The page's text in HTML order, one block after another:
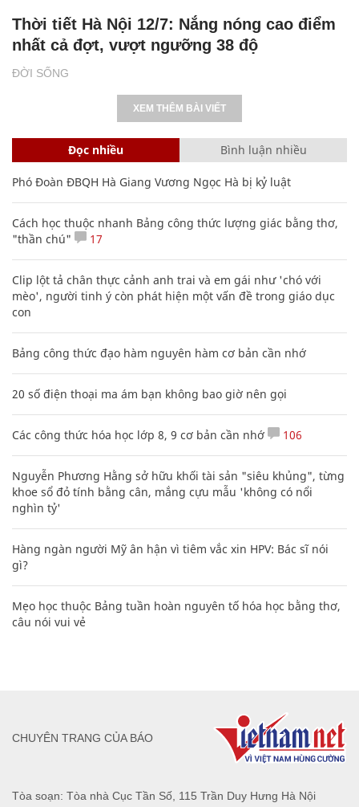
ĐỜI SỐNG
Thời tiết Hà Nội 12/7: Nắng nóng cao điểm
nhất cả đợt, vượt ngưỡng 38 độ
XEM THÊM BÀI VIẾT
Đọc nhiều Bình luận nhiều
Phó Đoàn ĐBQH Hà Giang Vương Ngọc Hà bị kỷ luật
Cách học thuộc nhanh Bảng công thức lượng giác bằng thơ,
"thần chú"
17
Clip lột tả chân thực cảnh anh trai và em gái như 'chó với
mèo', người tinh ý còn phát hiện một vấn đề trong giáo dục
con
Bảng công thức đạo hàm nguyên hàm cơ bản cần nhớ
20 số điện thoại ma ám bạn không bao giờ nên gọi
Các công thức hóa học lớp 8, 9 cơ bản cần nhớ 106
Nguyễn Phương Hằng sở hữu khối tài sản "siêu khủng", từng
khoe sổ đỏ tính bằng cân, mắng cựu mẫu 'không có nổi
nghìn tỷ'
Hàng ngàn người Mỹ ân hận vì tiêm vắc xin HPV: Bác sĩ nói
gì?
Mẹo học thuộc Bảng tuần hoàn nguyên tố hóa học bằng thơ,
câu nói vui vẻ
Tòa soạn: Tòa nhà Cục Tần Số, 115 Trần Duy Hưng Hà Nội
CHUYÊN TRANG CỦA BÁO